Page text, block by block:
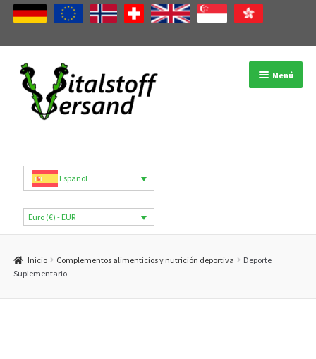
navegación
contenido
Menú
Categorías de productos
Marcas
B2B
Español
Euro (€) - EUR
Inicio Complementos alimenticios y nutrición deportiva
Deporte
Suplementario